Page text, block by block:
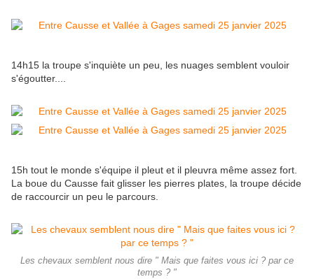
14h15 la troupe s'inquiète un peu, les nuages semblent vouloir
s'égoutter....
15h tout le monde s'équipe il pleut et il pleuvra même assez fort.
La boue du Causse fait glisser les pierres plates, la troupe décide
de raccourcir un peu le parcours.
Les chevaux semblent nous dire " Mais que faites vous ici ? par ce
temps ? "